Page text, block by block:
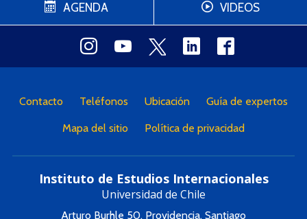
AGENDA VIDEOS
Contacto Teléfonos Ubicación Guía de expertos
Mapa del sitio Política de privacidad
Instituto de Estudios Internacionales
Universidad de Chile
Arturo Burhle 50, Providencia, Santiago